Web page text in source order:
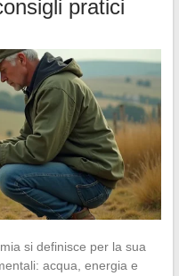
pratici
si definisce per la sua
acqua, energia e